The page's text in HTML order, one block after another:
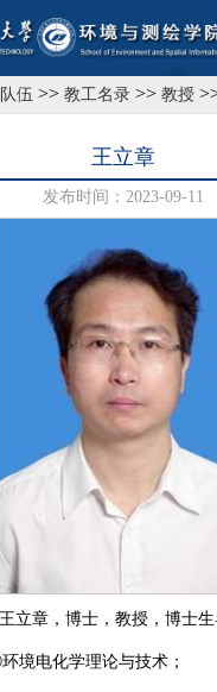
伍 >> 教工名录 >> 教授
王立章
发布时间：2023-09-11
王立章，博士，教授，博士生
境电化学理论与技术；